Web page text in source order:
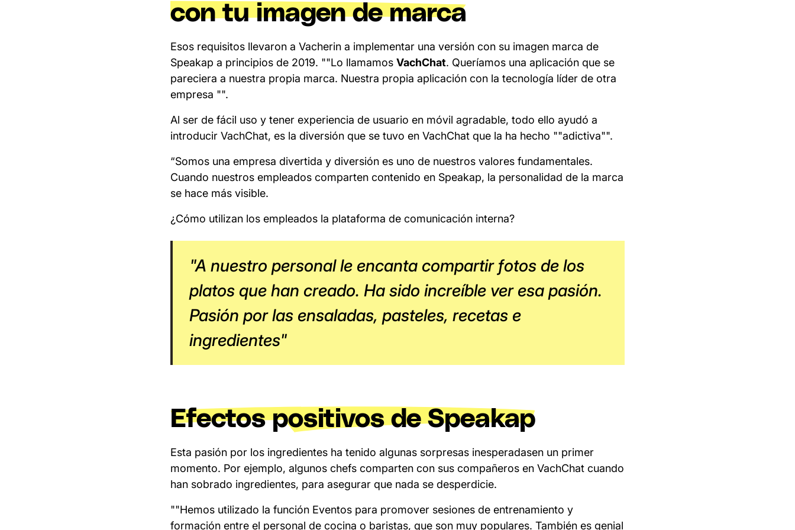
con tu imagen de marca
Esos requisitos llevaron a Vacherin a implementar una versión con su imagen marca de
Speakap a principios de 2019. ""Lo llamamos VachChat. Queríamos una aplicación que se
pareciera a nuestra propia marca. Nuestra propia aplicación con la tecnología líder de otra
empresa "".
Al ser de fácil uso y tener experiencia de usuario en móvil agradable, todo ello ayudó a
introducir VachChat, es la diversión que se tuvo en VachChat que la ha hecho ""adictiva"".
“Somos una empresa divertida y diversión es uno de nuestros valores fundamentales.
Cuando nuestros empleados comparten contenido en Speakap, la personalidad de la marca
se hace más visible.
¿Cómo utilizan los empleados la plataforma de comunicación interna?
"A nuestro personal le encanta compartir fotos de los
platos que han creado. Ha sido increíble ver esa pasión.
Pasión por las ensaladas, pasteles, recetas e
ingredientes"
Efectos positivos de Speakap
Esta pasión por los ingredientes ha tenido algunas sorpresas inesperadasen un primer
momento. Por ejemplo, algunos chefs comparten con sus compañeros en VachChat cuando
han sobrado ingredientes, para asegurar que nada se desperdicie.
""Hemos utilizado la función Eventos para promover sesiones de entrenamiento y
formación entre el personal de cocina o baristas, que son muy populares. También es genial